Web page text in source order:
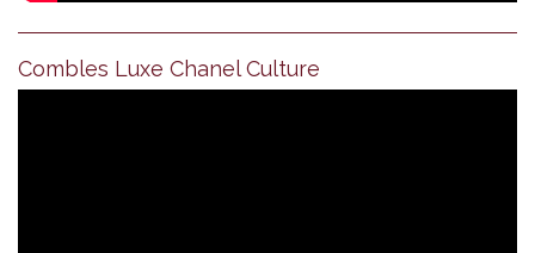
Combles Luxe Chanel Culture